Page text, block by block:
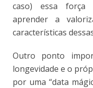
caso) essa força
aprender a
características
Outro ponto
longevidade e o
por uma “data